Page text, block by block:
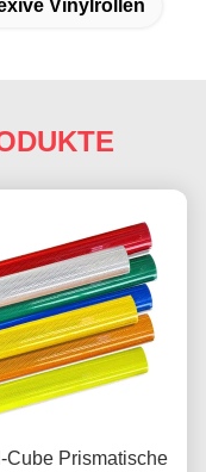
Vinylrollen
Cube Prismatische